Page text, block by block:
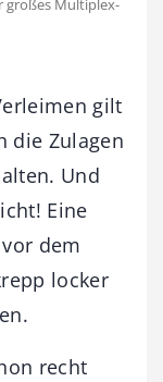
großes Multiplex-
gilt
die Zulagen
Und
Eine
dem
locker
recht